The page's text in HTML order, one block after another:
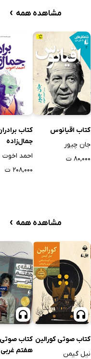
مشاهده همه ›
کتاب اقیانوس
جان چیور
۸۰,۰۰۰ ت
کتاب
جمال‌زاده
احمد اخوت
۲۰۸,۰۰۰ ت
مشاهده همه ›
کتاب صوتی کورالین
نیل گیمن
کتاب
هفتم غربی